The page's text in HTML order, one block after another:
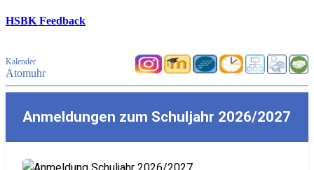
HSBK Feedback
Kalender
Atomuhr
Anmeldungen zum Schuljahr 2026/2027